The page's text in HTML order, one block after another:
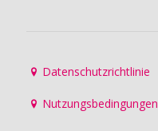
Datenschutzrichtlinie
Nutzungsbedingungen